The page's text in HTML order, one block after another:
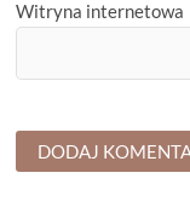
Witryna internetowa